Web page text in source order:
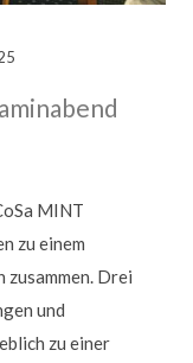
MINT
zu einem
Drei
und
zu einer